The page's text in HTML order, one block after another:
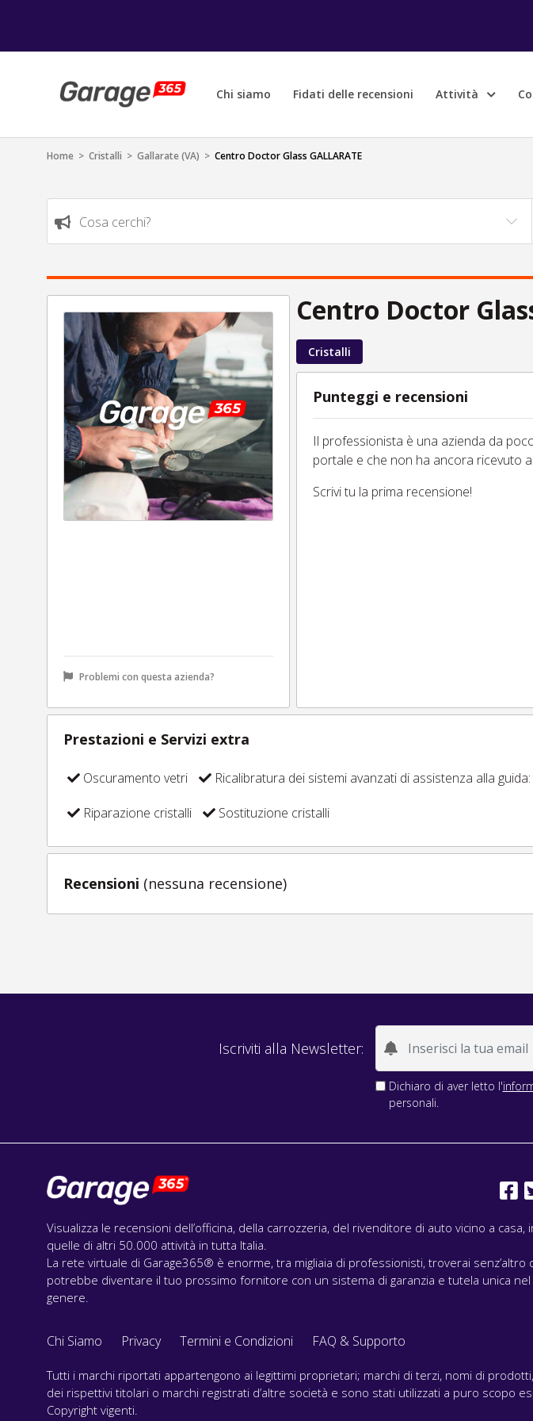
Chi siamo Fidati delle recensioni Attività
Home > Cristalli > Gallarate (VA) > Centro Doctor Glass GALLARATE
Cosa cerchi?
Problemi con questa azienda?
Centro Doctor
Cristalli
Punteggi e recensioni
Il professionista è una azienda da
portale e che non ha ancora ricevuto
Scrivi tu la prima recensione!
Prestazioni e Servizi extra
Oscuramento vetri
Ricalibratura dei sistemi avanzati di assistenza alla guida:
Riparazione cristalli
Sostituzione cristalli
Recensioni (nessuna recensione)
Iscriviti alla Newsletter:
Dichiaro di aver letto l'
personali.
Visualizza le recensioni dell’officina, della carrozzeria, del rivenditore di auto vicino a casa,
quelle di altri 50.000 attività in tutta Italia.
La rete virtuale di Garage365® è enorme, tra migliaia di professionisti, troverai senz’altro
potrebbe diventare il tuo prossimo fornitore con un sistema di garanzia e tutela unica
genere.
Chi Siamo Privacy Termini e Condizioni FAQ & Supporto
Tutti i marchi riportati appartengono ai legittimi proprietari; marchi di terzi, nomi di
dei rispettivi titolari o marchi registrati d’altre società e sono stati utilizzati a puro scopo
Copyright vigenti.